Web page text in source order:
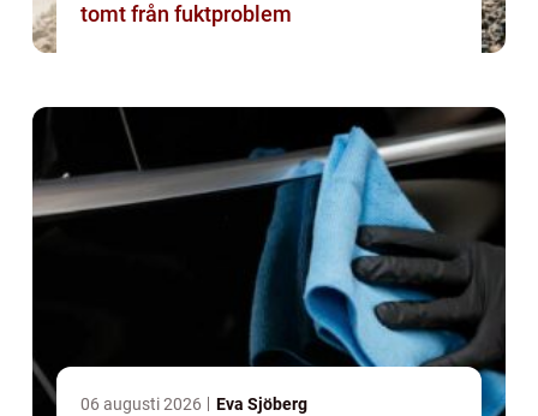
tomt från fuktproblem
06 augusti 2026 Eva Sjöberg